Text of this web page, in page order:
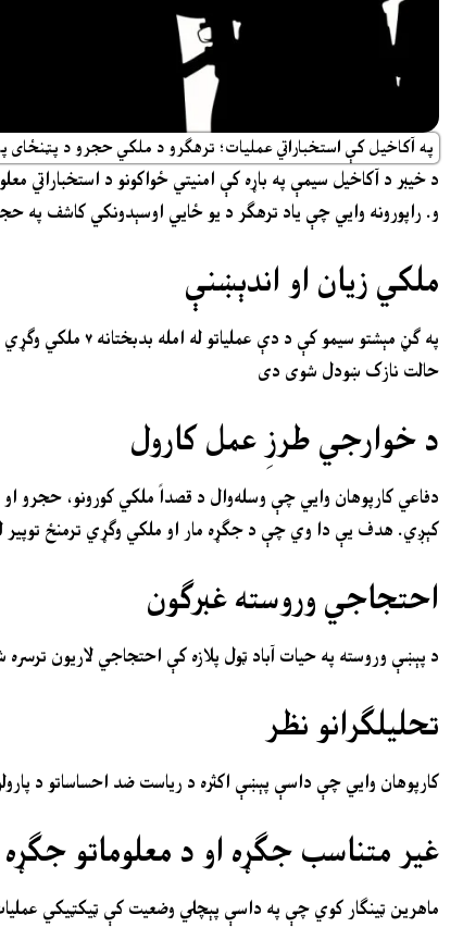
په آکاخیل کې استخباراتي عملیات؛ ترهګرو د ملکي حجرو د پټنځای په
د خیبر د آکاخیل سیمې په باړه کې امنیتي ځواکونو د
و. راپورونه وایي چې یاد ترهګر د یو ځایي اوسېدونکي کاشف په
ملکي زیان او اندېښنې
حالت نازک ښودل شوی دی
د خوارجي طرزِ عمل کارول
دفاعي کارپوهان وايي چې وسله‌وال د قصداً ملکي کورونو، حجرو
کېږي. هدف یې دا وي چې د جګړه مار او ملکي وګړي ترمنځ توپیر
احتجاجيوروستهغبرګون
د پېښې وروسته په حیات آباد ټول پلازه کې احتجاجي لاریون ترسره شو، چې پکې شاوخوا ۵۰۰
تحلیلګرانو نظر
کارپوهان وايي چې داسې پېښې اکثره د ریاست ضد احساساتو د
غیر متناسب جګړه او د معلوماتو جګړه
ماهرین ټینګار کوي چې په داسې پېچلي وضعیت کې ټیکټیکي